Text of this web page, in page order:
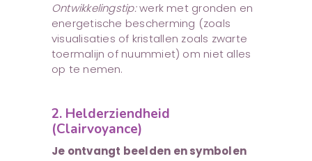
Ontwikkelingstip:werk met gronden en
energetische bescherming (zoals
visualisaties of kristallen zoals zwarte
toermalijn of nuummiet) om niet alles
op te nemen.
2. Helderziendheid
(Clairvoyance)
Je ontvangt beelden en symbolen